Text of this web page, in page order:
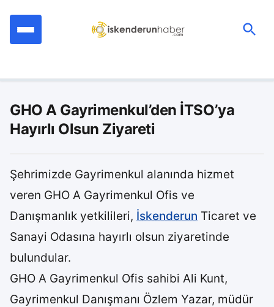
GHO A Gayrimenkul’den İTSO’ya
Hayırlı Olsun Ziyareti
Şehrimizde Gayrimenkul alanında hizmet
veren GHO A Gayrimenkul Ofis ve
Danışmanlık yetkilileri, İskenderun Ticaret ve
Sanayi Odasına hayırlı olsun ziyaretinde
bulundular.
GHO A Gayrimenkul Ofis sahibi Ali Kunt,
Gayrimenkul Danışmanı Özlem Yazar, müdür